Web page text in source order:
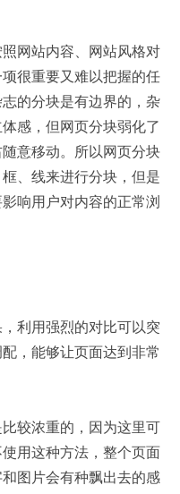
网站内容、网站风格对
很重要又难以把握的任
的分块是有边界的，杂
感，但网页分块弱化了
意移动。所以网页分块
、线来进行分块，但是
响用户对内容的正常浏
利用强烈的对比可以突
，能够让页面达到非常
较浓重的，因为这里可
用这种方法，整个页面
图片会有种飘出去的感